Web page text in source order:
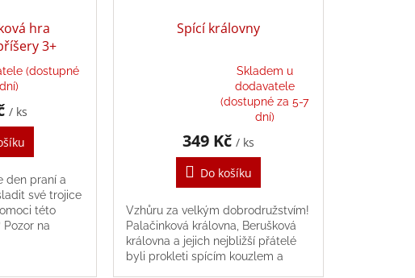
hra
3+
(dostupné
/ ks
den praní a
své trojice
této
na
Spící královny
hvězdiček.
Skladem u
dodavatele
(dostupné za 5-7
dní)
349 Kč / ks
Do košíku
Vzhůru za velkým dobrodružstvím!
Palačinková královna, Berušková
královna a jejich nejbližší přátelé
byli prokleti spícím kouzlem a